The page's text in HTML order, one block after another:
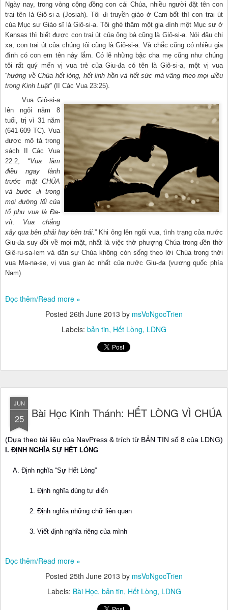
Ngày nay, trong vòng cộng đồng con cái Chúa, nhiều người đặt tên con
trai tên là Giô-si-a (Josiah). Tôi đi truyền giáo ở Cam-bốt thì con trai út
của Mục sư Giáo sĩ là Giô-si-a. Tôi ghé thăm một gia đình một Mục sư ở
Kansas thì biết được con trai út của ông bà cũng là Giô-si-a. Nói đâu chi
xa, con trai út của chúng tôi cũng là Giô-si-a. Và chắc cũng có nhiều gia
đình có con em tên này lắm. Có lẽ những bậc cha mẹ cũng như chúng
tôi rất quý mến vị vua trẻ của Giu-đa có tên là Giô-si-a, một vị vua
“hướng về Chúa hết lòng, hết linh hồn và hết sức mà vâng theo mọi điều
trong Kinh Luật” (II Các Vua 23:25).
Vua Giô-si-a
lên ngôi năm 8
tuổi, trị vì 31 năm
(641-609 TC). Vua
được mô tả trong
sách II Các Vua
22:2, “Vua làm
điều ngay lành
trước mặt CHÚA
và bước đi trong
mọi đường lối của
tổ phụ vua là Đa-
vít. Vua chẳng
xây qua bên phải hay bên trái.” Khi ông lên ngôi vua, tình trạng của nước
Giu-đa suy đồi về mọi mặt, nhất là việc thờ phượng Chúa trong đền thờ
Giê-ru-sa-lem và dân sự Chúa không còn sống theo lời Chúa trong thời
vua Ma-na-se, vị vua gian ác nhất của nước Giu-đa (vương quốc phía
Nam).
Đọc thêm/Read more »
Posted 26th June 2013 by msVoNgocTrien
Labels: bản tin Hết Lòng LDNG
JUN
25 Bài Học Kinh Thánh: HẾT LÒNG VÌ CHÚA
(Dựa theo tài liệu của NavPress & trích từ BẢN TIN số 8 của LDNG)
I. ĐỊNH NGHĨA SỰ HẾT LÒNG
A. Định nghĩa “Sự Hết Lòng”
1. Định nghĩa dùng tự điển
2. Định nghĩa những chữ liên quan
3. Viết định nghĩa riêng của mình
Đọc thêm/Read more »
Posted 25th June 2013 by msVoNgocTrien
Labels: Bài Học bản tin Hết Lòng LDNG